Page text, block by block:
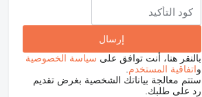
بالنقر هنا، أنت توافق على سياسة الخصوصية
واتفاقية المستخدم
ستتم معالجة بياناتك الشخصية بغرض تقديم
رد على طلبك.